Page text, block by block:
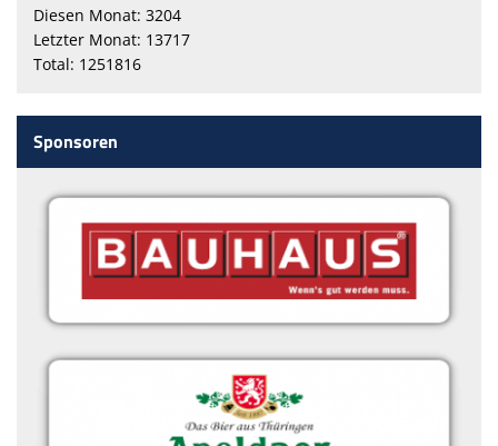
Diesen Monat: 3204
Letzter Monat: 13717
Total: 1251816
Sponsoren